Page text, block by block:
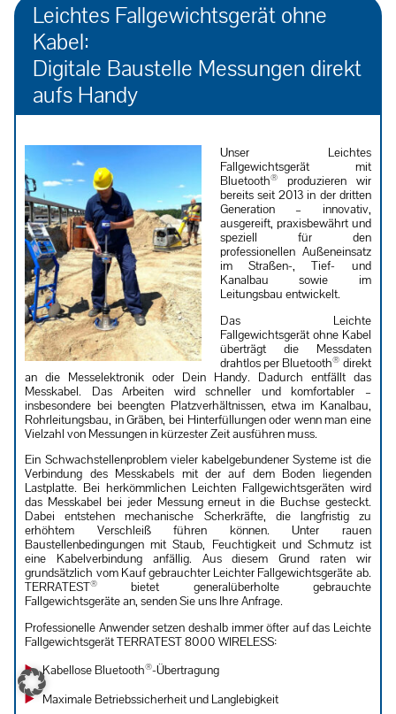
Leichtes Fallgewichtsgerät ohne
Kabel:
Digitale Baustelle Messungen direkt
aufs Handy
Unser Leichtes
Fallgewichtsgerät mit
Bluetooth®produzieren wir
bereits seit 2013 in der dritten
Generation – innovativ,
ausgereift, praxisbewährt und
speziell für den
professionellen Außeneinsatz
im Straßen-, Tief- und
Kanalbau sowie im
Leitungsbau entwickelt.
Das Leichte
Fallgewichtsgerät ohne Kabel
überträgt die Messdaten
drahtlos per Bluetooth® direkt
an die Messelektronik oder Dein Handy. Dadurch entfällt das
Messkabel. Das Arbeiten wird schneller und komfortabler –
insbesondere bei beengten Platzverhältnissen, etwa im Kanalbau,
Rohrleitungsbau, in Gräben, bei Hinterfüllungen oder wenn man eine
Vielzahl von Messungen in kürzester Zeit ausführen muss.
Ein Schwachstellenproblem vieler kabelgebundener Systeme ist die
Verbindung des Messkabels mit der auf dem Boden liegenden
Lastplatte. Bei herkömmlichen Leichten Fallgewichtsgeräten wird
das Messkabel bei jeder Messung erneut in die Buchse gesteckt.
Dabei entstehen mechanische Scherkräfte, die langfristig zu
erhöhtem Verschleiß führen können. Unter rauen
Baustellenbedingungen mit Staub, Feuchtigkeit und Schmutz ist
eine Kabelverbindung anfällig. Aus diesem Grund raten wir
grundsätzlich vom Kauf gebrauchter Leichter Fallgewichtsgeräte ab.
TERRATEST®
bietet generalüberholte gebrauchte
Fallgewichtsgeräte an, senden Sie uns Ihre Anfrage.
Professionelle Anwender setzen deshalb immer öfter auf das Leichte
Fallgewichtsgerät TERRATEST 8000 WIRELESS:
Kabellose Bluetooth®-Übertragung
Maximale Betriebssicherheit und Langlebigkeit